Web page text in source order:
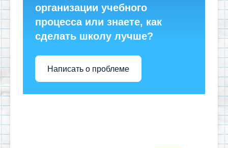
организации учебного
процесса или знаете, как
сделать школу лучше?
Написать о проблеме